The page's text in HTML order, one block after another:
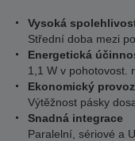
Vysoká
Střední doba mezi
Energetická
1,1 W v pohotovost.
Ekonomický provoz
Výtěžnost pásky
Snadná integrace
Paralelní, sériové a